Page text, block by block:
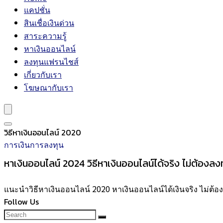
แคปชั่น
สินเชื่อเงินด่วน
สาระความรู้
หาเงินออนไลน์
ลงทุนแฟรนไชส์
เกี่ยวกับเรา
โฆษณากับเรา
วิธีหาเงินออนไลน์ 2020
การเงินการลงทุน
หาเงินออนไลน์ 2024 วิธีหาเงินออนไลน์ได้จริง ไม่ต้องล
แนะนำวิธีหาเงินออนไลน์ 2020 หาเงินออนไลน์ได้เงินจริง ไม่ต้อ
Follow Us